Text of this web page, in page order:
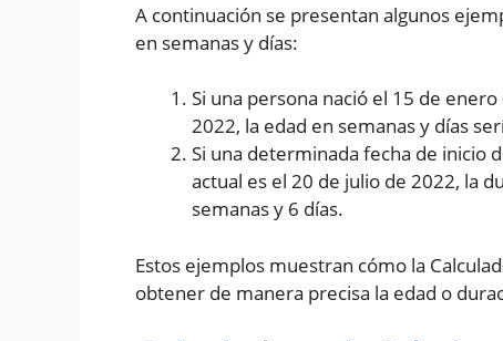
A continuación se presentan algunos
en semanas y días:
Si una persona nació el 15 de
2022, la edad en semanas y días
Si una determinada fecha de inicio
actual es el 20 de julio de 2022, la
semanas y 6 días.
Estos ejemplos muestran cómo la
obtener de manera precisa la edad o